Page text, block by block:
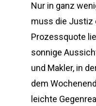
Nur in ganz
muss die Justiz
Prozessquote
sonnige
und Makler, in
dem
leichte